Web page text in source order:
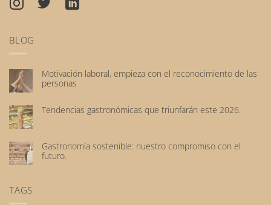
BLOG
Motivación laboral, empieza con el reconocimiento de las
personas
hay
comentarios
laboral,
empieza
con
Tendencias gastronómicas que triunfarán este 2026.
comentarios
en
Tendencias
Gastronomía sostenible: nuestro compromiso con el
futuro.
TAGS